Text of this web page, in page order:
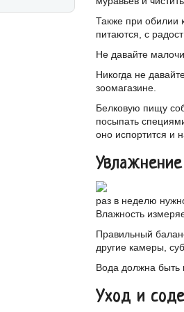
Также при обилии
питаются, с
Не давайте
Никогда не
зоомагазине.
Белковую пищу
посыпать
оно испортится и
раз в неделю
Влажность
Правильный
другие камеры,
Вода должна быть
Уход и